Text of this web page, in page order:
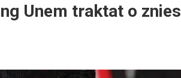
Unem traktat o